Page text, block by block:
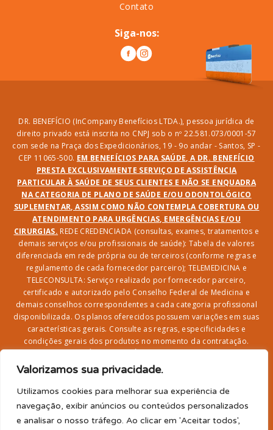
Valorizamos sua privacidade.
Utilizamos cookies para melhorar sua experiência de
navegação, exibir anúncios ou conteúdos personalizados
e analisar o nosso tráfego. Ao clicar em 'Aceitar todos',
Contato
Siga-nos:
DR. BENEFÍCIO (InCompany Benefícios LTDA.), pessoa jurídica de
direito privado está inscrita no CNPJ sob o nº 22.581.073/0001-57
com sede na Praça dos Expedicionários, 19 - 9o andar - Santos, SP -
CEP 11065-500. EM BENEFÍCIOS PARA SAÚDE, A DR. BENEFÍCIO
PRESTA EXCLUSIVAMENTE SERVIÇO DE ASSISTÊNCIA
PARTICULAR À SAÚDE DE SEUS CLIENTES E NÃO SE ENQUADRA
NA CATEGORIA DE PLANO DE SAÚDE E/OU ODONTOLÓGICO
SUPLEMENTAR, ASSIM COMO NÃO CONTEMPLA COBERTURA OU
ATENDIMENTO PARA URGÊNCIAS, EMERGÊNCIAS E/OU
CIRURGIAS. REDE CREDENCIADA (consultas, exames, tratamentos e
demais serviços e/ou profissionais de saúde): Tabela de valores
diferenciada em rede própria ou de terceiros (conforme regras e
regulamento de cada fornecedor parceiro); TELEMEDICINA e
TELECONSULTA: Serviço realizado por fornecedor parceiro,
certificado e autorizado pelo Conselho Federal de Medicina e
demais conselhos correspondentes a cada categoria profissional
disponibilizada. Os planos oferecidos possuem variações em suas
características gerais. Consulte as regras, especificidades e
condições gerais dos produtos no momento da contratação.
serviços na rede credenciada;SEGURO DE VIDA, ACIDENTES
PESSOAIS, ASSISTÊNCIA FUNERAL 24H, ASSISTÊNCIA
RESIDENCIAL E SORTEIO: Produto com registro SUSEP
garantido pela SEGUROS SURA (CNPJ sob o nº
adesão/elegibilidade de 64 anos (titular) e carência de 60